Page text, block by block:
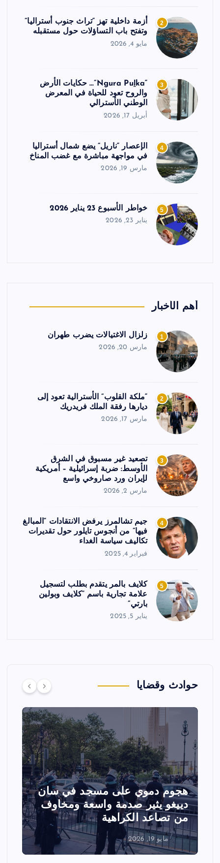
2
أزمة داخلية تهز “تراث جنوب أستراليا”
وتفتح باب التساؤلات حول مستقبله
مايو 4, 2026
3
“Ngura Puḻka”… حكايات الأرض
والروح تعود للحياة في المعرض
الوطني الأسترالي
أبريل 17, 2026
4
الإعصار “ناريل” يضع شمال أستراليا
في مواجهة مباشرة مع غضب المناخ
مارس 19, 2026
5 خواطر الأسبوع 23 يناير 2026
يناير 23, 2026
أهم الأخبار
1 زلزال الاغتيالات يضرب طهران
مارس 20, 2026
2
“ملكة القلوب” الأسترالية تعود إلى
ديارها رفقة الملك فريدريك
مارس 17, 2026
3
تصعيد غير مسبوق في الشرق
الأوسط: ضربة إسرائيلية – أمريكية
لإيران ورد صاروخي واسع
مارس 2, 2026
4
جيم تشالمرز يرفض الانتقادات “المبالغ
فيها” من أنجوس تايلور حول تقديرات
تكاليف سياسة الغداء
فبراير 4, 2025
5
كلايف بالمر يتقدم بطلب لتسجيل
علامة تجارية باسم “كلايف وبولين
بارتي”
يناير 5, 2025
حوادث وقضايا
دموي على مسجد في سان
يثير صدمة واسعة ومخاوف
الكراهية
تصادم
عرض جوي في
الفعاليات
مايو 18, 2026